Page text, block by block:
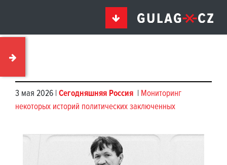
3 мая 2026 | Сегодняшняя Россия | Мониторинг
некоторых историй политических заключенных